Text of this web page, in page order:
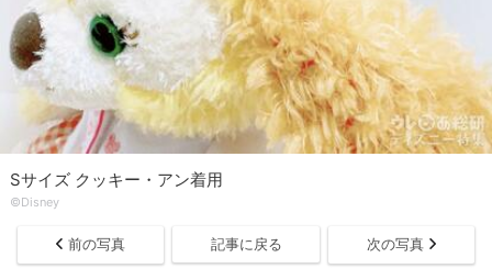
Sサイズ クッキー・アン着用
©Disney
前の写真 記事に戻る 次の写真